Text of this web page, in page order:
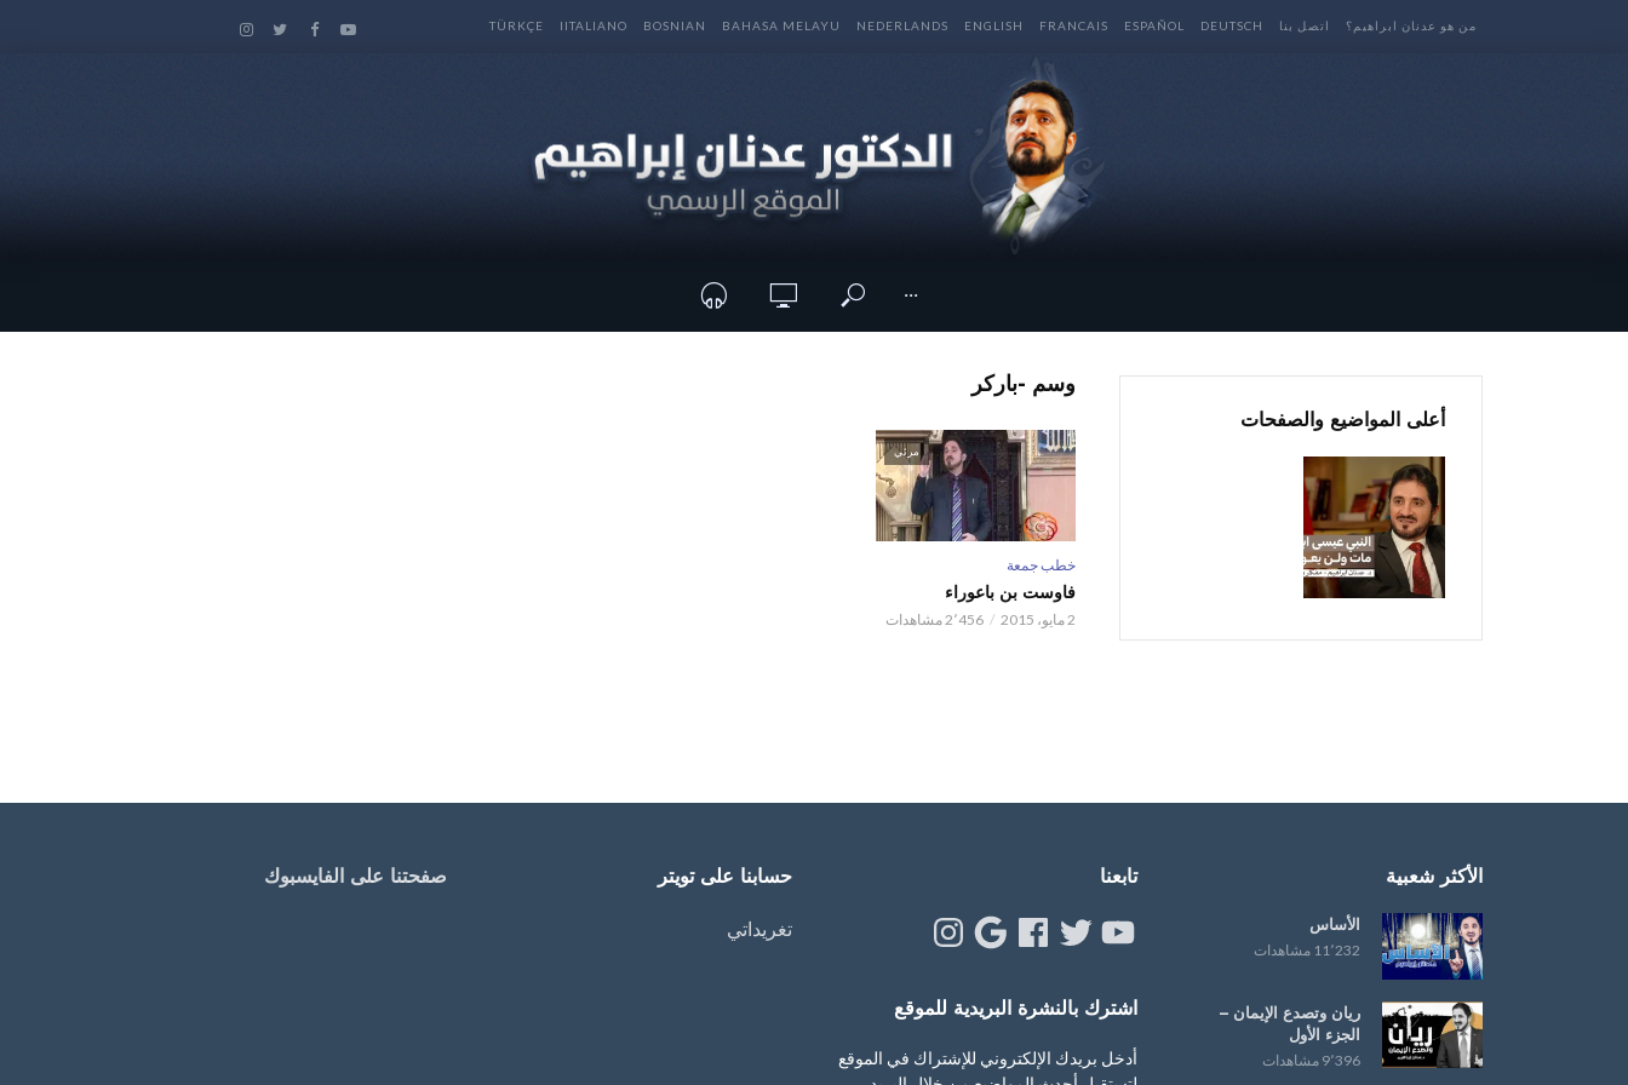
من هو عدنان ابراهيم؟ اتصل بنا DEUTSCH
ESPAÑOL
FRANCAIS
ENGLISH
NEDERLANDS
BAHASA MELAYU
BOSNIAN
IITALIANO
TÜRKÇE
···
وسم -باركر
مرئي
خطب جمعة
فاوست بن باعوراء
2 مايو، 2015 2٬456 مشاهدات
أعلى المواضيع والصفحات
الأكثر شعبية
الأساس
11٬232 مشاهدات
ريان وتصدع الإيمان –
الجزء الأول
9٬396 مشاهدات
تابعنا
YouTube
Twitter
Facebook
Google
Instagram
اشترك بالنشرة البريدية للموقع
أدخل بريدك الإلكتروني للإشتراك في الموقع
حسابنا على تويتر
تغريداتي
صفحتنا على الفايسبوك